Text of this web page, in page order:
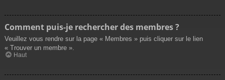
Comment puis-je rechercher des membres ?
Veuillez vous rendre sur la page « Membres » puis cliquer sur le lien
« Trouver un membre ».
Haut